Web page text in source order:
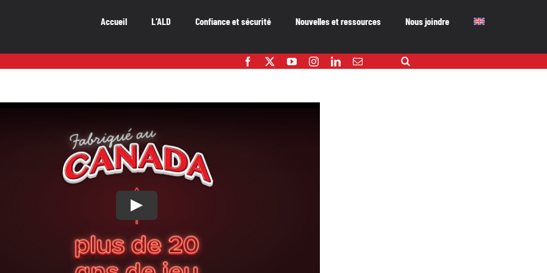
Accueil L’ALD Confiance et sécurité Nouvelles et ressources Nous joindre